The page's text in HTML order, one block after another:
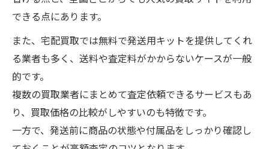
できる点にあります。
また、宅配買取では無料で発送用キットを提供してくれ
る業者も多く、送料や査定料がかからないケースが一般
的です。
複数の買取業者にまとめて査定依頼できるサービスもあ
り、買取価格の比較がしやすいのも特徴です。
一方で、発送前に商品の状態や付属品をしっかり確認し